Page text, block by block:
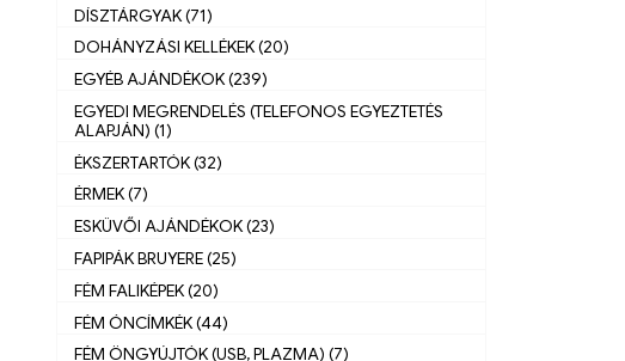
DÍSZTÁRGYAK (71)
DOHÁNYZÁSI KELLÉKEK (20)
EGYÉB AJÁNDÉKOK (239)
EGYEDI MEGRENDELÉS (TELEFONOS EGYEZTETÉS
ALAPJÁN) (1)
ÉKSZERTARTÓK (32)
ÉRMEK (7)
ESKÜVŐI AJÁNDÉKOK (23)
FAPIPÁK BRUYERE (25)
FÉM FALIKÉPEK (20)
FÉM ÓNCÍMKÉK (44)
FÉM ÖNGYÚJTÓK (USB, PLAZMA) (7)